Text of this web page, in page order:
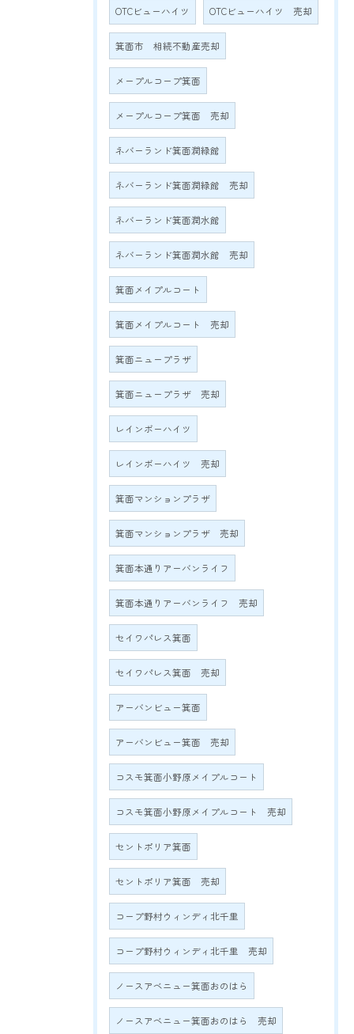
OTCビューハイツ OTCビューハイツ 売却
箕面市 相続不動産売却
メープルコープ箕面
メープルコープ箕面 売却
ネバーランド箕面潤緑館
ネバーランド箕面潤緑館 売却
ネバーランド箕面潤水館
ネバーランド箕面潤水館 売却
箕面メイプルコート
箕面メイプルコート 売却
箕面ニュープラザ
箕面ニュープラザ 売却
レインボーハイツ
レインボーハイツ 売却
箕面マンションプラザ
箕面マンションプラザ 売却
箕面本通りアーバンライフ
箕面本通りアーバンライフ 売却
セイワパレス箕面
セイワパレス箕面 売却
アーバンビュー箕面
アーバンビュー箕面 売却
コスモ箕面小野原メイプルコート
コスモ箕面小野原メイプルコート 売却
セントポリア箕面
セントポリア箕面 売却
コープ野村ウィンディ北千里
コープ野村ウィンディ北千里 売却
ノースアベニュー箕面おのはら
ノースアベニュー箕面おのはら 売却